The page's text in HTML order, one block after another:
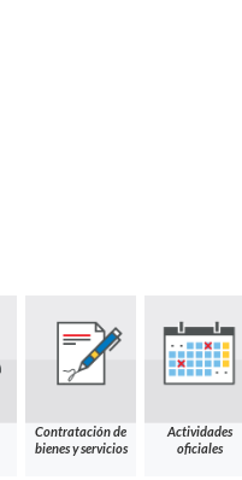
Contratación de
bienes y servicios
Actividades
oficiales